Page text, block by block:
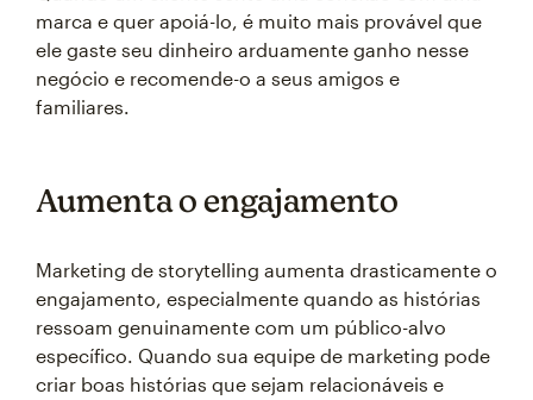
marca e quer apoiá-lo, é muito mais provável que
ele gaste seu dinheiro arduamente ganho nesse
negócio e recomende-o a seus amigos e
familiares.
Aumenta o engajamento
Marketing de storytelling aumenta drasticamente o
engajamento, especialmente quando as histórias
ressoam genuinamente com um público-alvo
específico. Quando sua equipe de marketing pode
criar boas histórias que sejam relacionáveis e